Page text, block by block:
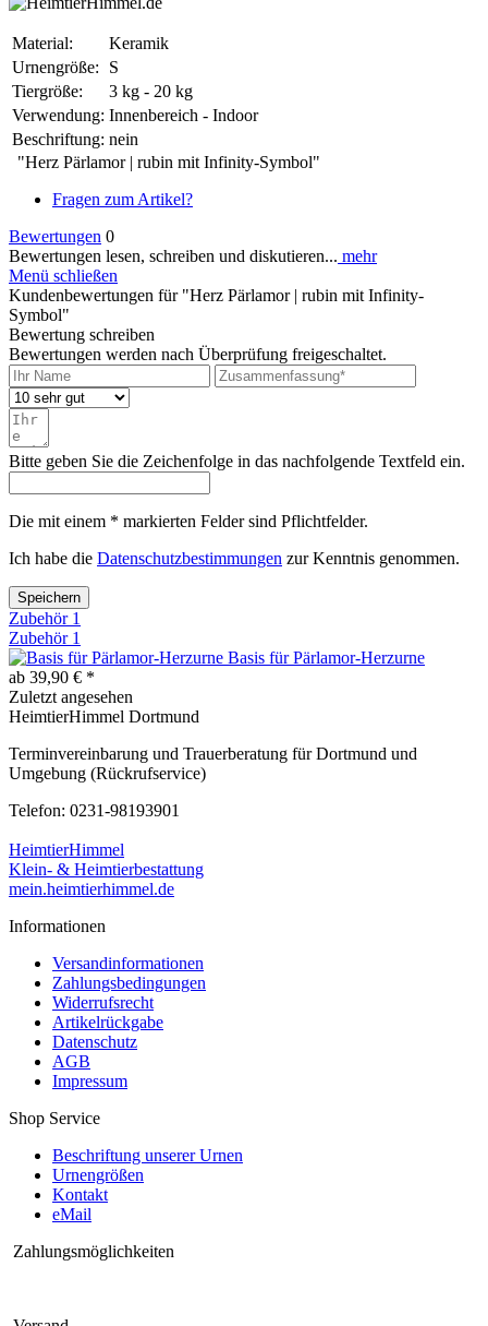
Material:
Keramik
Urnengröße:
S
Tiergröße:
3 kg - 20 kg
Verwendung: Innenbereich - Indoor
Beschriftung: nein
"Herz Pärlamor | rubin mit Infinity-Symbol"
Fragen zum Artikel?
Bewertungen 0
Bewertungen lesen, schreiben und diskutieren... mehr
Menü schließen
Kundenbewertungen für "Herz Pärlamor | rubin mit Infinity-
Symbol"
Bewertung schreiben
Bewertungen werden nach Überprüfung freigeschaltet.
Bitte geben Sie die Zeichenfolge in das nachfolgende Textfeld ein.
Die mit einem * markierten Felder sind Pflichtfelder.
Ich habe die Datenschutzbestimmungen zur Kenntnis genommen.
Speichern
Zubehör 1
Zubehör 1
Basis für Pärlamor-Herzurne
ab 39,90 € *
Zuletzt angesehen
HeimtierHimmel Dortmund
Terminvereinbarung und Trauerberatung für Dortmund und
Umgebung (Rückrufservice)
Telefon: 0231-98193901
HeimtierHimmel
Klein- & Heimtierbestattung
mein.heimtierhimmel.de
Informationen
Versandinformationen
Zahlungsbedingungen
Widerrufsrecht
Artikelrückgabe
Datenschutz
AGB
Impressum
Shop Service
Beschriftung unserer Urnen
Urnengrößen
Kontakt
eMail
Zahlungsmöglichkeiten